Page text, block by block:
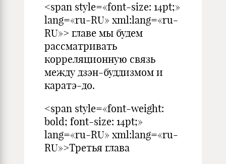
<span style=«font-size: 14pt;»
lang=«ru-RU» xml:lang=«ru-
RU»> главе мы будем
рассматривать
корреляционную связь
между дзэн-буддизмом и
каратэ-до.
<span style=«font-weight:
bold; font-size: 14pt;»
lang=«ru-RU» xml:lang=«ru-
RU»>Третья глава